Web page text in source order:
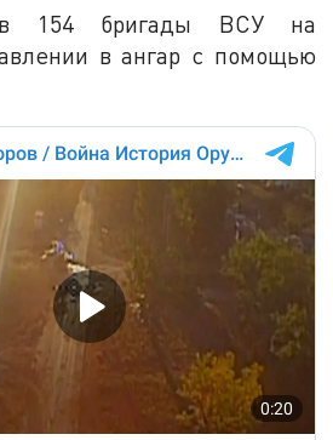
154 бригады ВСУ на
в ангар с помощью